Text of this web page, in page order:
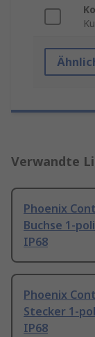
Verwandte
Phoenix
Buchse 1-
IP68
Phoenix
Stecker 1-
IP68